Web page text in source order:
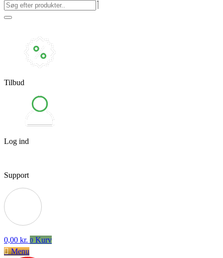
Tilbud
Log ind
Support
0,00 kr. 0 Kurv
Menu